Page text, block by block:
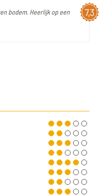
7,3
bodem. Heerlijk op een